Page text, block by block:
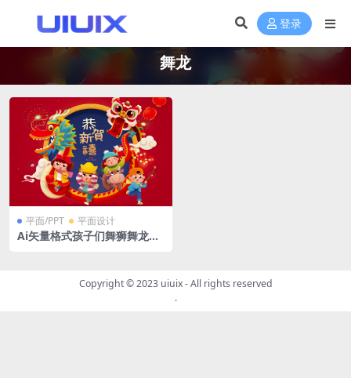
登录
舞龙
平面/PPT 平面设计
Ai矢量格式孩子们舞狮舞龙恭
Copyright © 2023 uiuix- All rights reserved
.